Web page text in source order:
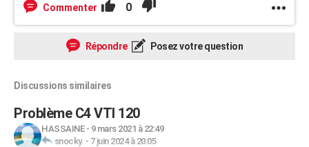
Commenter 0
Répondre Posez votre question
Discussions similaires
Problème C4 VTI 120
HASSAINE- 9 mars 2021 à 22:49
snocky. - 7 juin 2024 à 20:05